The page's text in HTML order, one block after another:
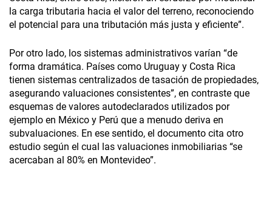
la carga tributaria hacia el valor del terreno, reconociendo
el potencial para una tributación más justa y eficiente”.
Por otro lado, los sistemas administrativos varían “de
forma dramática. Países como Uruguay y Costa Rica
tienen sistemas centralizados de tasación de propiedades,
asegurando valuaciones consistentes”, en contraste que
esquemas de valores autodeclarados utilizados por
ejemplo en México y Perú que a menudo deriva en
subvaluaciones. En ese sentido, el documento cita otro
estudio según el cual las valuaciones inmobiliarias “se
acercaban al 80% en Montevideo”.